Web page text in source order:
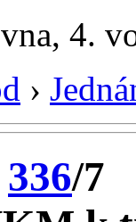
4.
›
336/7